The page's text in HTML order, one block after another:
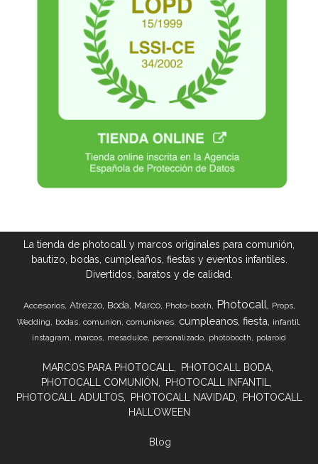
La tienda de photocall y marcos originales para comunión,
bautizo, bodas, cumpleaños, fiestas y eventos infantiles.
Divertidos, baratos y de calidad.
Accesorios Atrezzo Boda Marco Photo-booth Photocall Props
Wedding bodas comunion comuniones cumpleanos fiesta infantil
instagram marcos mesadulce personalizado photobooth polaroid
MARCOS PARA PHOTOCALL
PHOTOCALL BODA
PHOTOCALL COMUNIÓN
PHOTOCALL INFANTIL
PHOTOCALL ADULTOS
PHOTOCALL NAVIDAD
PHOTOCALL
HALLOWEEN
Blog